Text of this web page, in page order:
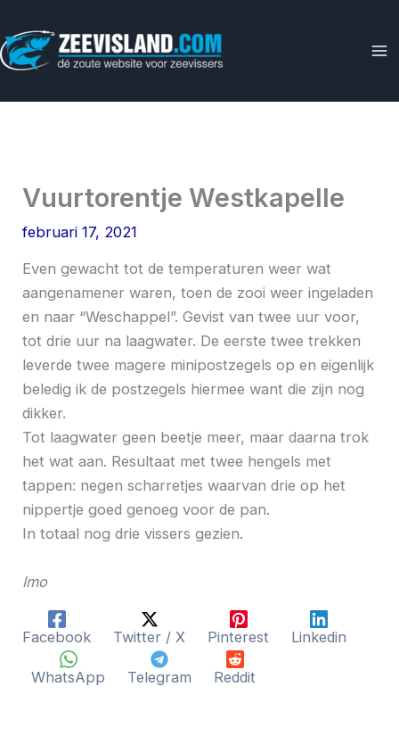
naar
de
Vuurtorentje Westkapelle
februari 17, 2021
Even gewacht tot de temperaturen weer wat
aangenamener waren, toen de zooi weer ingeladen
en naar “Weschappel”. Gevist van twee uur voor,
tot drie uur na laagwater. De eerste twee trekken
leverde twee magere minipostzegels op en eigenlijk
beledig ik de postzegels hiermee want die zijn nog
dikker.
Tot laagwater geen beetje meer, maar daarna trok
het wat aan. Resultaat met twee hengels met
tappen: negen scharretjes waarvan drie op het
nippertje goed genoeg voor de pan.
In totaal nog drie vissers gezien.
Imo
Facebook Twitter / X Pinterest Linkedin
WhatsApp Telegram Reddit